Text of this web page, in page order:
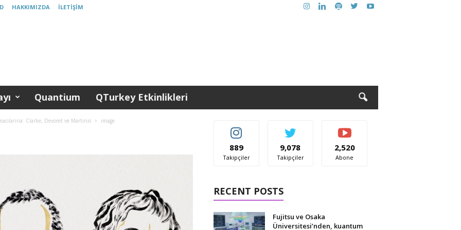
HAKKIMIZDA İLETIŞIM
Quantium QTurkey Etkinlikleri
Clarke, Devoret ve Martinis image
889
Takipçiler
9,078
Takipçiler
2,520
Abone
RECENT POSTS
Fujitsu ve Osaka
Üniversitesi’nden, kuantum